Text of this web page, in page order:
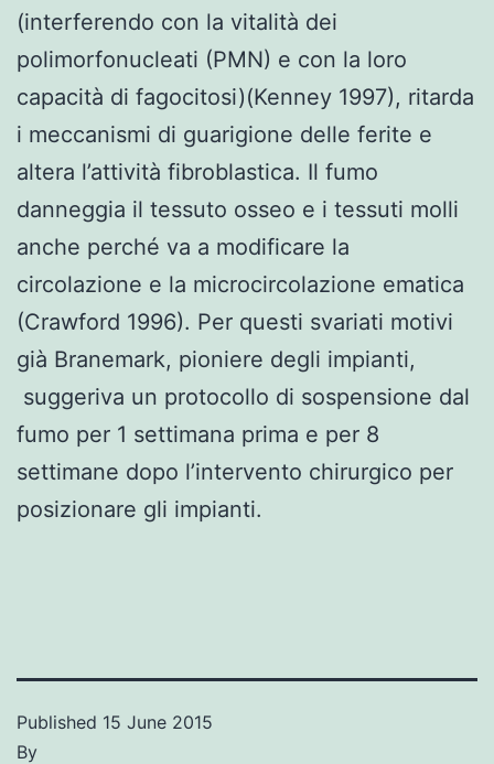
(interferendo con la vitalità dei
polimorfonucleati (PMN) e con la loro
capacità di fagocitosi)(Kenney 1997), ritarda
i meccanismi di guarigione delle ferite e
altera l’attività fibroblastica. Il fumo
danneggia il tessuto osseo e i tessuti molli
anche perché va a modificare la
circolazione e la microcircolazione ematica
(Crawford 1996). Per questi svariati motivi
già Branemark, pioniere degli impianti,
suggeriva un protocollo di sospensione dal
fumo per 1 settimana prima e per 8
settimane dopo l’intervento chirurgico per
posizionare gli impianti.
Published 15 June 2015
By